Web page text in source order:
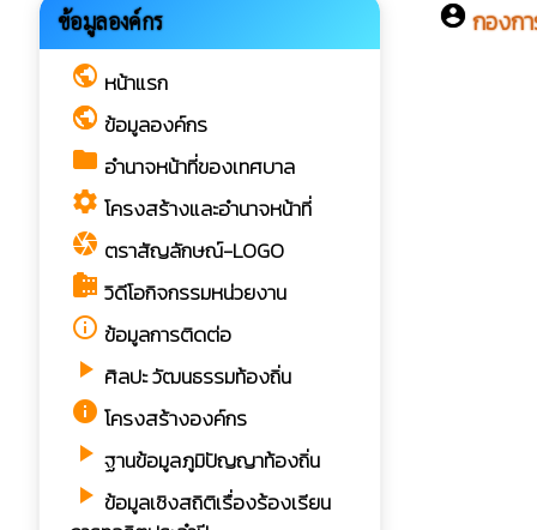
ข้อมูลองค์กร
public หน้าแรก
public ข้อมูลองค์กร
folder อำนาจหน้าที่ของเทศบาล
settings โครงสร้างและอำนาจหน้าที่
camera ตราสัญลักษณ์-LOGO
camera_roll วิดีโอกิจกรรมหน่วยงาน
info_outline ข้อมูลการติดต่อ
play_arrow ศิลปะ วัฒนธรรมท้องถิ่น
info โครงสร้างองค์กร
play_arrow ฐานข้อมูลภูมิปัญญาท้องถิ่น
play_arrow ข้อมูลเชิงสถิติเรื่องร้องเรียน
account_circle กองก